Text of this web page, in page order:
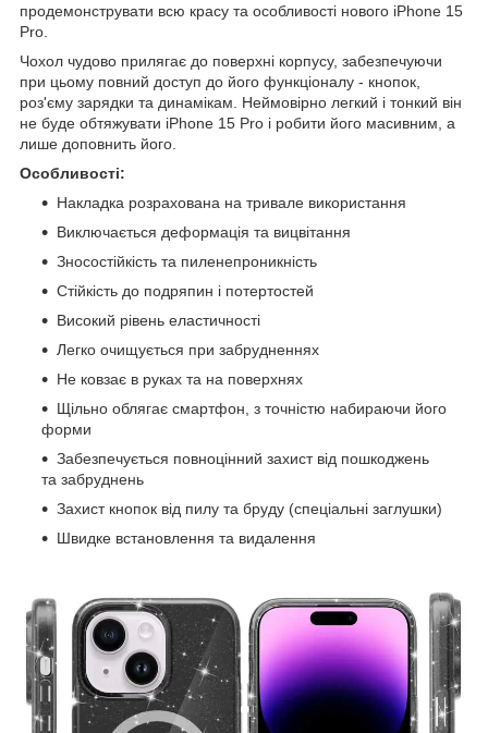
продемонструвати всю красу та особливості нового iPhone 15
Pro.
Чохол чудово прилягає до поверхні корпусу, забезпечуючи
при цьому повний доступ до його функціоналу - кнопок,
роз'єму зарядки та динамікам. Неймовірно легкий і тонкий він
не буде обтяжувати iPhone 15 Pro і робити його масивним, а
лише доповнить його.
Особливості:
Накладка розрахована на тривале використання
Виключається деформація та вицвітання
Зносостійкість та пиленепроникність
Стійкість до подряпин і потертостей
Високий рівень еластичності
Легко очищується при забрудненнях
Не ковзає в руках та на поверхнях
Щільно облягає смартфон, з точністю набираючи його
форми
Забезпечується повноцінний захист від пошкоджень
та забруднень
Захист кнопок від пилу та бруду (спеціальні заглушки)
Швидке встановлення та видалення